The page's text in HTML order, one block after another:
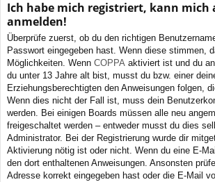
Ich habe mich registriert, kann mich
anmelden!
Überprüfe zuerst, ob du den richtigen
Passwort eingegeben hast. Wenn diese stimmen,
Möglichkeiten. Wenn COPPA aktiviert ist und du
du unter 13 Jahre alt bist, musst du bzw. einer
Erziehungsberechtigten den Anweisungen folgen,
Wenn dies nicht der Fall ist, muss dein
werden. Bei einigen Boards müssen alle neu
freigeschaltet werden – entweder musst du dies
Administrator. Bei der Registrierung wurde dir
Aktivierung nötig ist oder nicht. Wenn du eine E-
den dort enthaltenen Anweisungen. Ansonsten
Adresse korrekt eingegeben hast oder die E-Mail